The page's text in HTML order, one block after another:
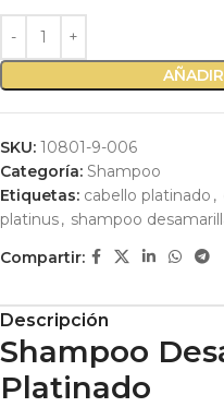
SKU: 10801-9-006
Categoría: Shampoo
Etiquetas: cabello platinado ,
platinus, shampoo
Compartir:
Descripción
Shampoo
Platinado